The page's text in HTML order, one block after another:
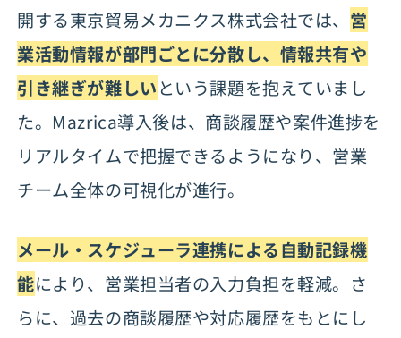
開する東京貿易メカニクス株式会社では、 営
業活動情報が部門ごとに分散し、情報共有や
引き継ぎが難しいという課題を抱えていまし
た。Mazrica導入後は、商談履歴や案件進捗を
リアルタイムで把握できるようになり、営業
チーム全体の可視化が進行。
メール・スケジューラ連携による自動記録機
能により、営業担当者の入力負担を軽減。さ
らに、過去の商談履歴や対応履歴をもとにし